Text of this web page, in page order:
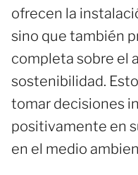
ofrecen la
sino que también
completa sobre el
sostenibilidad.
tomar decisiones
positivamente en
en el medio